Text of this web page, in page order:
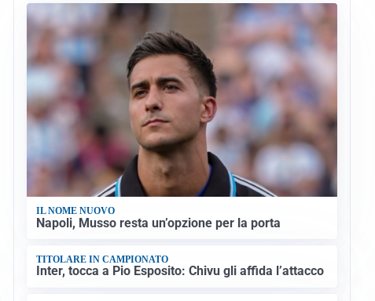
IL NOME NUOVO
Napoli, Musso resta un’opzione per la porta
TITOLARE IN CAMPIONATO
Inter, tocca a Pio Esposito: Chivu gli affida l’attacco